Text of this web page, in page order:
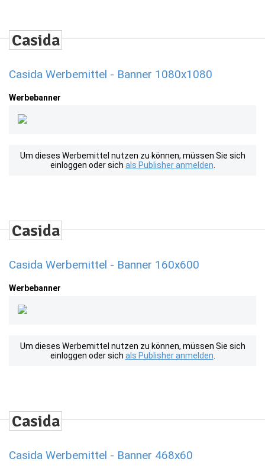
Casida Werbemittel - Banner 1080x1080
Werbebanner
Um dieses Werbemittel nutzen zu können, müssen Sie sich
einloggen oder sich als Publisher anmelden
Casida Werbemittel - Banner 160x600
Werbebanner
Um dieses Werbemittel nutzen zu können, müssen Sie sich
einloggen oder sich als Publisher anmelden
Casida Werbemittel - Banner 468x60